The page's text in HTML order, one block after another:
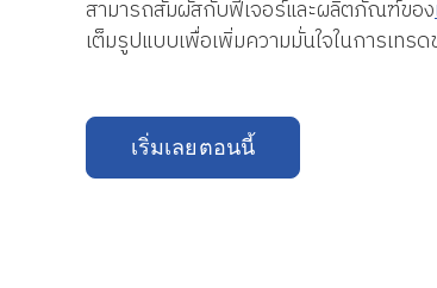
สามารถสัมผัสกับฟีเจอร์และผลิตภัณฑ์ของ
เต็มรูปแบบเพื่อเพิ่มความมั่นใจในการเทร
เริ่มเลยตอนนี้